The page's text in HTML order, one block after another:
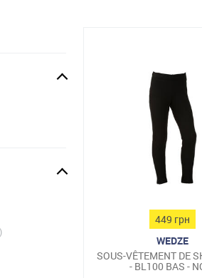
449 грн
WEDZE
SOUS-VÊTEMENT DE
- BL100 BAS -